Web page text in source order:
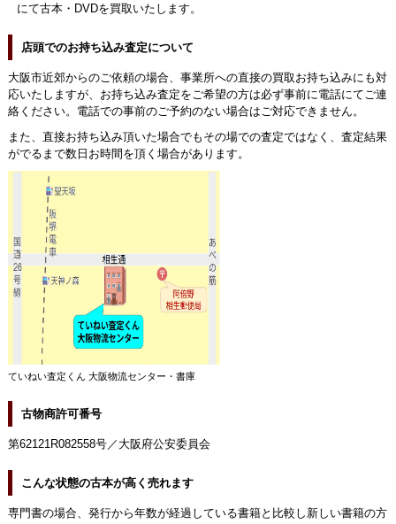
にて古本・DVDを買取いたします。
店頭でのお持ち込み査定について
大阪市近郊からのご依頼の場合、事業所への直接の買取お持ち込みにも対
応いたしますが、お持ち込み査定をご希望の方は必ず事前に電話にてご連
絡ください。電話での事前のご予約のない場合はご対応できません。
また、直接お持ち込み頂いた場合でもその場での査定ではなく、査定結果
がでるまで数日お時間を頂く場合があります。
ていねい査定くん 大阪物流センター・書庫
古物商許可番号
第62121R082558号／大阪府公安委員会
こんな状態の古本が高く売れます
専門書の場合、発行から年数が経過している書籍と比較し新しい書籍の方